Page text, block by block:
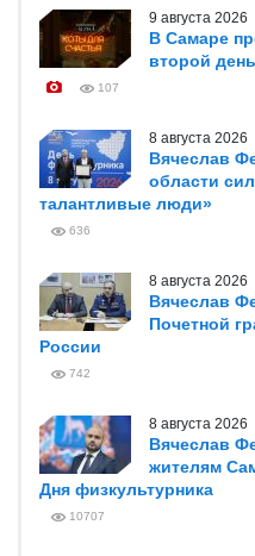
9 августа 2026
В Самаре
второй
107
8 августа 2026
Вячеслав
области
талантливые люди»
636
8 августа 2026
Вячеслав
Почетной
России
742
8 августа 2026
Вячеслав
жителям
Дня физкультурника
10707